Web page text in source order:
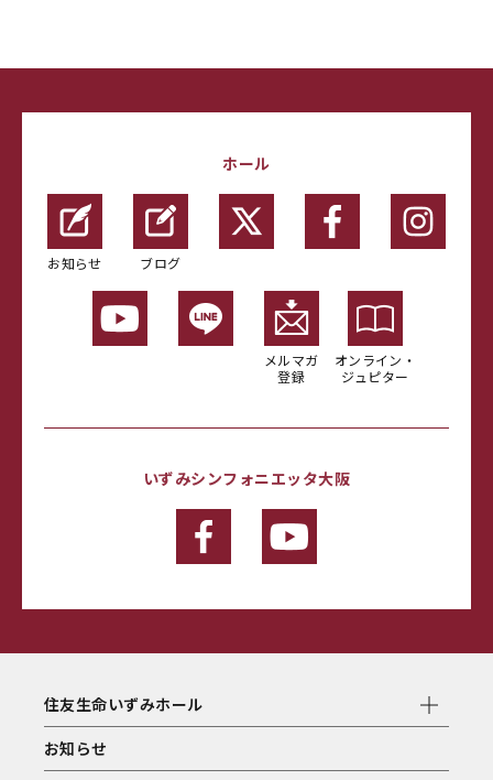
ホール
お知らせ ブログ
メルマガ
登録
オンライン・
ジュピター
いずみシンフォニエッタ大阪
住友生命いずみホール
お知らせ